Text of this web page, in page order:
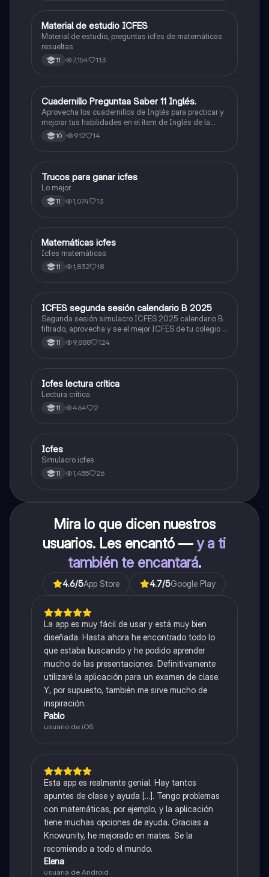
ICFES: Matemáticas
Material de estudio ICFES
Material de estudio, preguntas icfes de matemáticas
resueltas
11 7,154 113
ICFES: Inglés
Cuadernillo Preguntaa Saber 11 Inglés.
Aprovecha los cuadernillos de Inglés para practicar y
mejorar tus habilidades en el ítem de Inglés de la
Prueba Saber 11. 🫡
10 912 14
Química
Trucos para ganar icfes
Lo mejor
11 1,074 13
ICFES: Matemáticas
Matemáticas icfes
Icfes matemáticas
11 1,832 18
ICFES: Lectura Crítica
ICFES segunda sesión calendario B 2025
Segunda sesión simulacro ICFES 2025 calendario B
filtrado, aprovecha y se el mejor ICFES de tu colegio y
poder ingresar a universidad, y estudiar aquella
carrera con la que tanto sueñas.
11 9,888 124
Lengua Castellana
Icfes lectura crítica
Lectura crítica
11 464 2
ICFES: Sociales y Ciudadanas
Icfes
Simulacro icfes
11 1,455 26
Mira lo que dicen nuestros
usuarios. Les encantó —y a ti
también te encantará.
4.6/5App Store 4.7/5Google Play
La app es muy fácil de usar y está muy bien
diseñada. Hasta ahora he encontrado todo lo
que estaba buscando y he podido aprender
mucho de las presentaciones. Definitivamente
utilizaré la aplicación para un examen de clase.
Y, por supuesto, también me sirve mucho de
inspiración.
Pablo
usuario de iOS
Esta app es realmente genial. Hay tantos
apuntes de clase y ayuda [...]. Tengo problemas
con matemáticas, por ejemplo, y la aplicación
tiene muchas opciones de ayuda. Gracias a
Knowunity, he mejorado en mates. Se la
recomiendo a todo el mundo.
Elena
usuaria de Android